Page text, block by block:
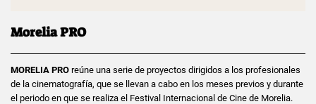
Morelia PRO
MORELIA PRO reúne una serie de proyectos dirigidos a los profesionales
de la cinematografía, que se llevan a cabo en los meses previos y durante
el periodo en que se realiza el Festival Internacional de Cine de Morelia.